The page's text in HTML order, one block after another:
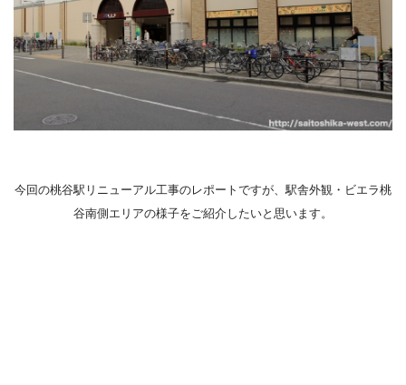
今回の桃谷駅リニューアル工事のレポートですが、駅舎外観・ビエラ桃
谷南側エリアの様子をご紹介したいと思います。